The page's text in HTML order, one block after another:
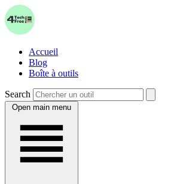
Accueil
Blog
Boîte à outils
Search
Open main menu